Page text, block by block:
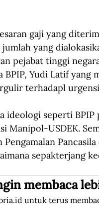
gaji yang
yang
pejabat tinggi
BPIP, Yudi Latif
terhadapl
ideologi seperti BPIP
Manipol-USDEK.
Pengamalan
sepakterjang
membaca
untuk terus